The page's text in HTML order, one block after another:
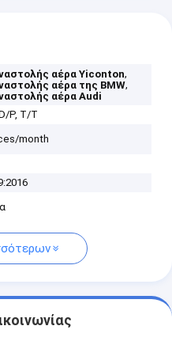
αέρα Yiconton,
αέρα της BMW,
αέρα Audi
P, T/T
month